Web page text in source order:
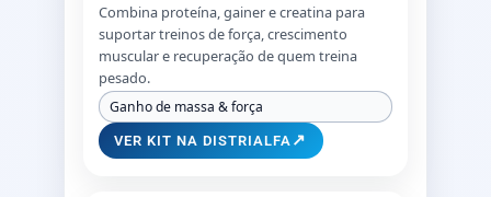
Combina proteína, gainer e creatina para
suportar treinos de força, crescimento
muscular e recuperação de quem treina
pesado.
Ganho de massa & força
VER KIT NA DISTRIALFA ↗